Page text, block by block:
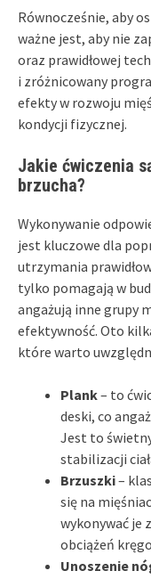
Równocześnie, aby
ważne jest, aby nie
oraz prawidłowej
i zróżnicowany
efekty w rozwoju
kondycji fizycznej.
Jakie ćwiczenia
brzucha?
Wykonywanie
jest kluczowe dla
utrzymania
tylko pomagają w
angażują inne grupy
efektywność. Oto
które warto
Plank– to
deski, co
Jest to
stabilizacji
Brzuszki–
się na
wykonywać je
obciążeń
Unoszenie